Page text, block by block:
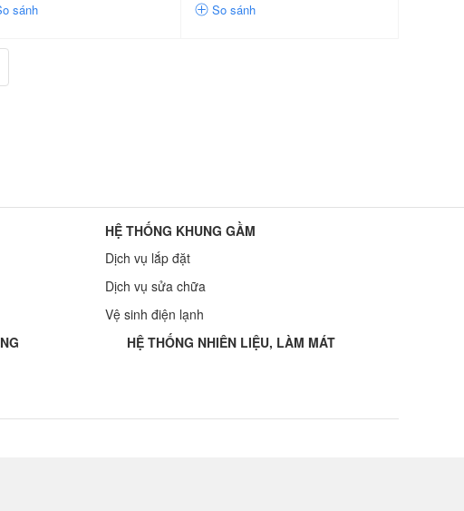
sánh So sánh
HỆ THỐNG KHUNG GẦM
Dịch vụ lắp đặt
Dịch vụ sửa chữa
Vệ sinh điện lạnh
HỆ THỐNG NHIÊN LIỆU, LÀM MÁT